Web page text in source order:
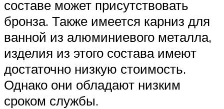
составе может присутствовать
бронза. Также имеется карниз для
ванной из алюминиевого металла,
изделия из этого состава имеют
достаточно низкую стоимость.
Однако они обладают низким
сроком службы.